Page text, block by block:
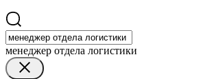
менеджер отдела логистики